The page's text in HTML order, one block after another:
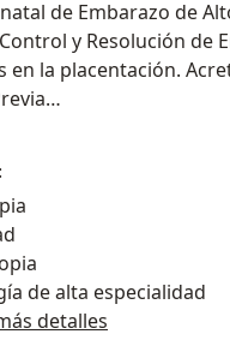
de Embarazo de
y Resolución de
en la placentación.
Uterina
de alta complejidad.
Ginecologica
de alta especialidad
detalles